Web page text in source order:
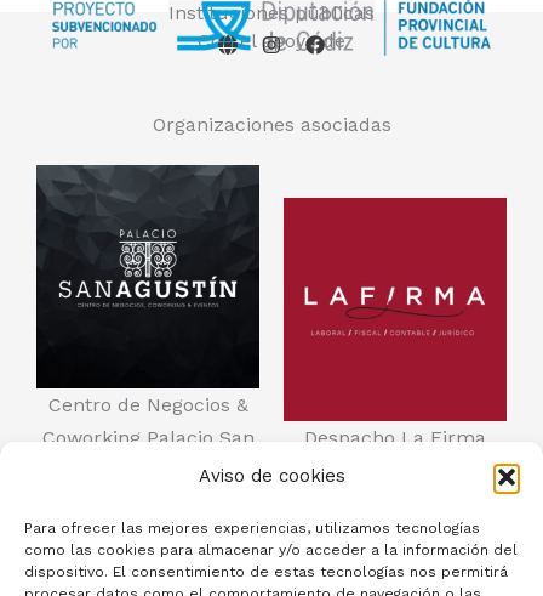
Aviso de cookies
Para ofrecer las mejores experiencias, utilizamos tecnologías
como las cookies para almacenar y/o acceder a la información del
dispositivo. El consentimiento de estas tecnologías nos permitirá
Con el apoyo de
Instituciones públicas
Organizaciones asociadas
Centro de Negocios &
Coworking Palacio San
Despacho La Firma